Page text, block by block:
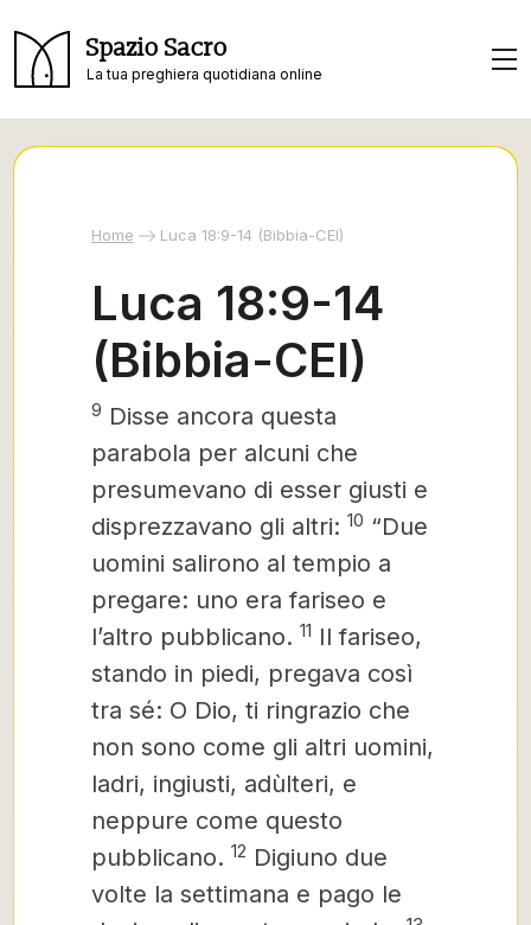
Spazio Sacro
La tua preghiera quotidiana online
Home Luca 18:9-14 (Bibbia-CEI)
Luca 18:9-14
(Bibbia-CEI)
9 Disse ancora questa
parabola per alcuni che
presumevano di esser giusti e
disprezzavano gli altri: 10 “Due
uomini salirono al tempio a
pregare: uno era fariseo e
l’altro pubblicano. 11 Il fariseo,
stando in piedi, pregava così
tra sé: O Dio, ti ringrazio che
non sono come gli altri uomini,
ladri, ingiusti, adùlteri, e
neppure come questo
pubblicano. 12 Digiuno due
volte la settimana e pago le